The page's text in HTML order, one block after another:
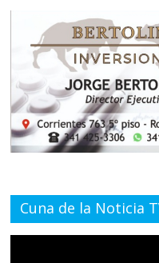
Cuna de la Noticia